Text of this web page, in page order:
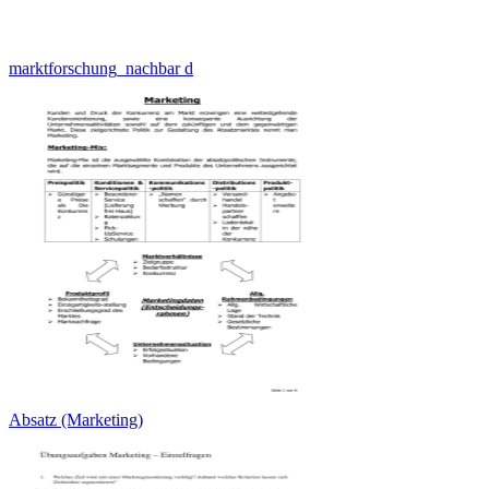
marktforschung_nachbar d
Absatz (Marketing)